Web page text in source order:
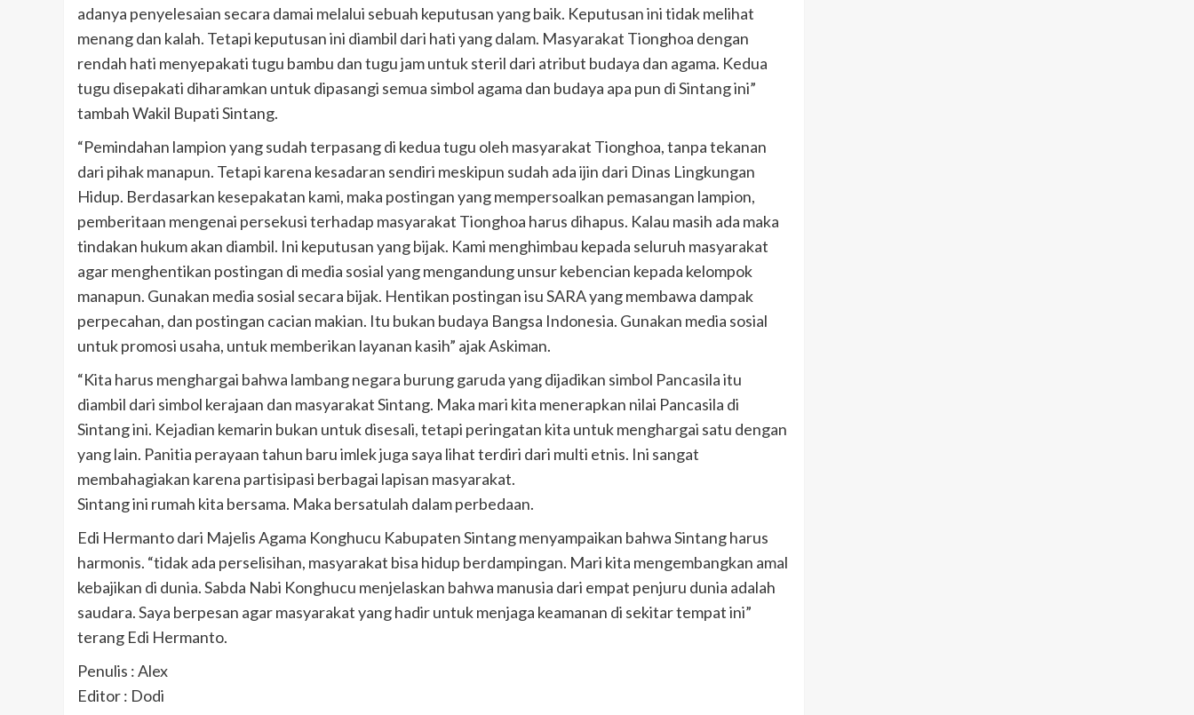
adanya penyelesaian secara damai melalui sebuah keputusan yang baik. Keputusan ini tidak melihat
menang dan kalah. Tetapi keputusan ini diambil dari hati yang dalam. Masyarakat Tionghoa dengan
rendah hati menyepakati tugu bambu dan tugu jam untuk steril dari atribut budaya dan agama. Kedua
tugu disepakati diharamkan untuk dipasangi semua simbol agama dan budaya apa pun di Sintang ini”
tambah Wakil Bupati Sintang.
“Pemindahan lampion yang sudah terpasang di kedua tugu oleh masyarakat Tionghoa, tanpa tekanan
dari pihak manapun. Tetapi karena kesadaran sendiri meskipun sudah ada ijin dari Dinas Lingkungan
Hidup. Berdasarkan kesepakatan kami, maka postingan yang mempersoalkan pemasangan lampion,
pemberitaan mengenai persekusi terhadap masyarakat Tionghoa harus dihapus. Kalau masih ada maka
tindakan hukum akan diambil. Ini keputusan yang bijak. Kami menghimbau kepada seluruh masyarakat
agar menghentikan postingan di media sosial yang mengandung unsur kebencian kepada kelompok
manapun. Gunakan media sosial secara bijak. Hentikan postingan isu SARA yang membawa dampak
perpecahan, dan postingan cacian makian. Itu bukan budaya Bangsa Indonesia. Gunakan media sosial
untuk promosi usaha, untuk memberikan layanan kasih” ajak Askiman.
“Kita harus menghargai bahwa lambang negara burung garuda yang dijadikan simbol Pancasila itu
diambil dari simbol kerajaan dan masyarakat Sintang. Maka mari kita menerapkan nilai Pancasila di
Sintang ini. Kejadian kemarin bukan untuk disesali, tetapi peringatan kita untuk menghargai satu dengan
yang lain. Panitia perayaan tahun baru imlek juga saya lihat terdiri dari multi etnis. Ini sangat
membahagiakan karena partisipasi berbagai lapisan masyarakat.
Sintang ini rumah kita bersama. Maka bersatulah dalam perbedaan.
Edi Hermanto dari Majelis Agama Konghucu Kabupaten Sintang menyampaikan bahwa Sintang harus
harmonis. “tidak ada perselisihan, masyarakat bisa hidup berdampingan. Mari kita mengembangkan amal
kebajikan di dunia. Sabda Nabi Konghucu menjelaskan bahwa manusia dari empat penjuru dunia adalah
saudara. Saya berpesan agar masyarakat yang hadir untuk menjaga keamanan di sekitar tempat ini”
terang Edi Hermanto.
Penulis : Alex
Editor : Dodi